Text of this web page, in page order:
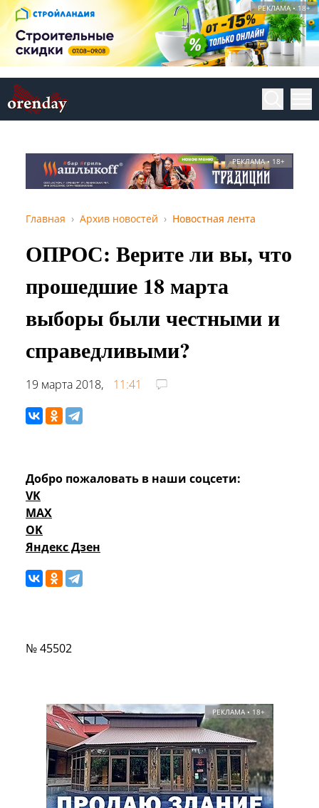
РЕКЛАМА • 18+
РЕКЛАМА • 18+
Главная Архив новостей Новостная лента
ОПРОС: Верите ли вы, что
прошедшие 18 марта
выборы были честными и
справедливыми?
19 марта 2018, 11:41
Добро пожаловать в наши соцсети:
VK
MAX
OK
Яндекс Дзен
№ 45502
РЕКЛАМА • 18+